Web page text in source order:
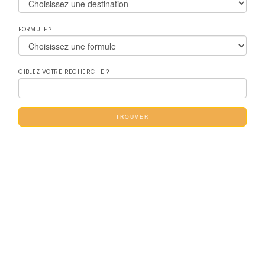
FORMULE ?
CIBLEZ VOTRE RECHERCHE ?
TROUVER